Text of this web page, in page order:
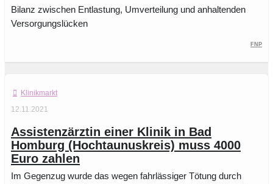
Bilanz zwischen Entlastung, Umverteilung und anhaltenden
Versorgungslücken
FNP
Klinikmarkt
12.11.2021
Assistenzärztin einer Klinik in Bad
Homburg (Hochtaunuskreis) muss 4000
Euro zahlen
Im Gegenzug wurde das wegen fahrlässiger Tötung durch